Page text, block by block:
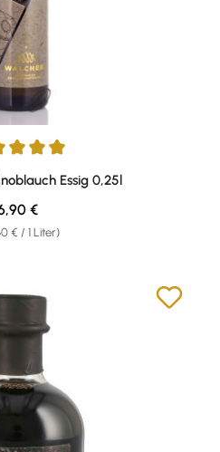
von 5 von 5 Sternen
Essig 0,25l
€ / 1 Liter)
Preis:
€